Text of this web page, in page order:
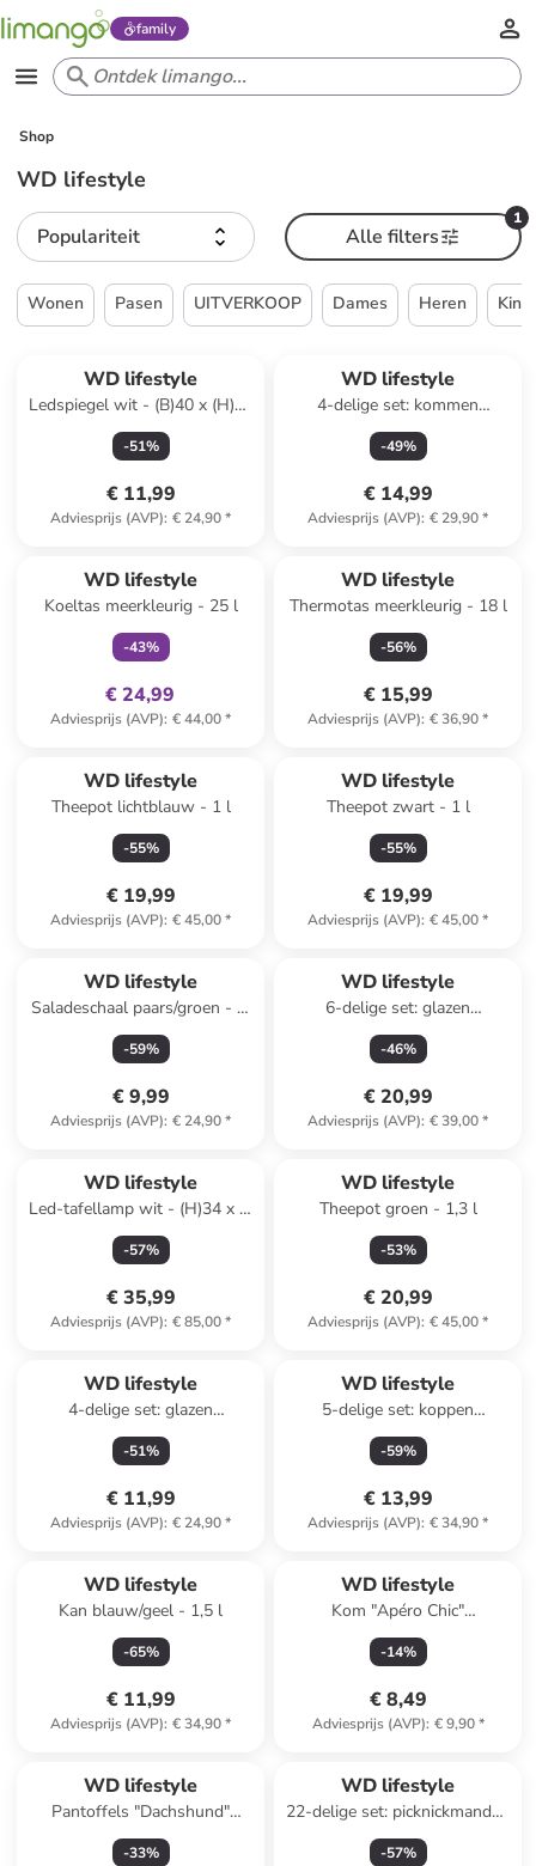
family
Shop
WD lifestyle
Populariteit
1
Alle filters
Wonen Pasen UITVERKOOP Dames Heren
WD lifestyle
Ledspiegel wit - (B)40 x (H)24
cm
-51%
€ 11,99
Adviesprijs (AVP): € 24,90*
WD lifestyle
4-delige set: kommen
zwart/goudkleurig - Ø 15,3
cm
-49%
€ 14,99
Adviesprijs (AVP): € 29,90*
WD lifestyle
Koeltas meerkleurig - 25 l
-43%
€ 24,99
Adviesprijs (AVP): € 44,00*
WD lifestyle
Thermotas meerkleurig - 18 l
-56%
€ 15,99
Adviesprijs (AVP): € 36,90*
WD lifestyle
Theepot lichtblauw - 1 l
-55%
€ 19,99
Adviesprijs (AVP): € 45,00*
WD lifestyle
Theepot zwart - 1 l
-55%
€ 19,99
Adviesprijs (AVP): € 45,00*
WD lifestyle
Saladeschaal paars/groen - Ø
25 cm
-59%
€ 9,99
Adviesprijs (AVP): € 24,90*
WD lifestyle
6-delige set: glazen
meerkleurig - 350 ml
-46%
€ 20,99
Adviesprijs (AVP): € 39,00*
WD lifestyle
Led-tafellamp wit - (H)34 x Ø
12,5 cm
-57%
€ 35,99
Adviesprijs (AVP): € 85,00*
WD lifestyle
Theepot groen - 1,3 l
-53%
€ 20,99
Adviesprijs (AVP): € 45,00*
WD lifestyle
4-delige set: glazen
transparant - 400 ml
-51%
€ 11,99
Adviesprijs (AVP): € 24,90*
WD lifestyle
5-delige set: koppen
transparant/geel - 100 ml
-59%
€ 13,99
Adviesprijs (AVP): € 34,90*
WD lifestyle
Kan blauw/geel - 1,5 l
-65%
€ 11,99
Adviesprijs (AVP): € 34,90*
WD lifestyle
Kom "Apéro Chic"
crème/oranje - Ø 14 cm
-14%
€ 8,49
Adviesprijs (AVP): € 9,90*
WD lifestyle
Pantoffels "Dachshund"
crème/bruin/oranje
-33%
WD lifestyle
22-delige set: picknickmanden
lichtbruin/turquoise
-57%